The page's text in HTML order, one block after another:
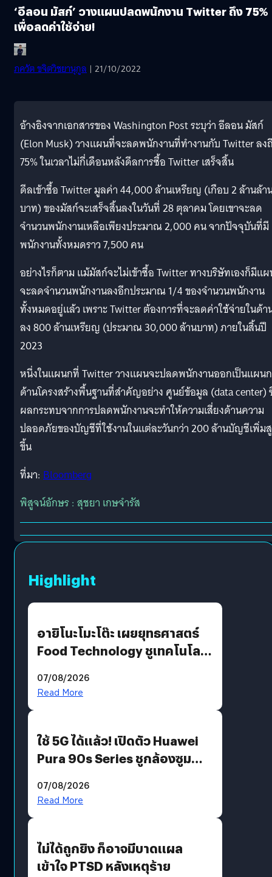
‘อีลอน มัสก์’ วางแผนปลดพนักงาน Twitter ถึง 75%
เพื่อลดค่าใช้จ่าย!
ภควัต ขจิตวิชยานุกูล | 21/10/2022
อ้างอิงจากเอกสารของ Washington Post ระบุว่า อีลอน มัสก์
(Elon Musk) วางแผนที่จะลดพนักงานที่ทำงานกับ Twitter ลง
75% ในเวลาไม่กี่เดือนหลังดีลการซื้อ Twitter เสร็จสิ้น
ดีลเข้าซื้อ Twitter มูลค่า 44,000 ล้านเหรียญ (เกือบ 2 ล้านล้า
บาท) ของมัสก์จะเสร็จสิ้นลงในวันที่ 28 ตุลาคม โดยเขาจะลด
จำนวนพนักงานเหลือเพียงประมาณ 2,000 คน จากปัจจุบันที่มี
พนักงานทั้งหมดราว 7,500 คน
อย่างไรก็ตาม แม้มัสก์จะไม่เข้าซื้อ Twitter ทางบริษัทเองก็มีแ
จะลดจำนวนพนักงานลงอีกประมาณ 1/4 ของจำนวนพนักงาน
ทั้งหมดอยู่แล้ว เพราะ Twitter ต้องการที่จะลดค่าใช้จ่ายในด้า
ลง 800 ล้านเหรียญ (ประมาณ 30,000 ล้านบาท) ภายในสิ้นปี
2023
หนึ่งในแผนกที่ Twitter วางแผนจะปลดพนักงานออกเป็นแผนก
ด้านโครงสร้างพื้นฐานที่สำคัญอย่าง ศูนย์ข้อมูล (data center)
ผลกระทบจากการปลดพนักงานจะทำให้ความเสี่ยงด้านความ
ปลอดภัยของบัญชีที่ใช้งานในแต่ละวันกว่า 200 ล้านบัญชีเพิ่ม
ขึ้น
ที่มา: Bloomberg
พิสูจน์อักษร : สุชยา เกษจำรัส
Highlight
อายิโนะโมะโต๊ะ เผยยุทธศาสตร์
Food Technology ชูเทคโนโลยี
บริโภคและ B2B
07/08/2026
Read More
ใช้ 5G ได้แล้ว! เปิดตัว Huawei
Pura 90s Series ชูกล้องซูม
07/08/2026
Read More
ไม่ได้ถูกยิง ก็อาจมีบาดแผล
เข้าใจ PTSD หลังเหตุร้าย